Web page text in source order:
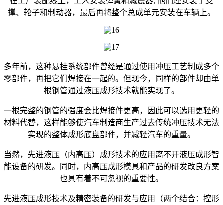
撑、轮子和制动器，最后再将整个总成单元安装在车辆上。
多年前，这种悬挂系统部件曾经是通过使用冲压工艺制成多个
零部件，再把它们焊接在一起的。但现今，同样的部件却由单
根钢管通过液压成形技术就能实现了。
一根完整的钢管的强度会比焊接件更高，因此可以选用更轻的
材料代替，这样能够使汽车制造商生产过去传统冲压技术无法
实现的整体成形底盘部件，并减轻汽车的重量。
当然，先进液压（内高压）成形技术的应用离不开液压成形智
能设备的研发。同时，内高压成形模具和产品的研发改良方案
也具有着不可忽视的重要性。
先进液压成形技术及精密装备的研发与应用（两个结合：控形